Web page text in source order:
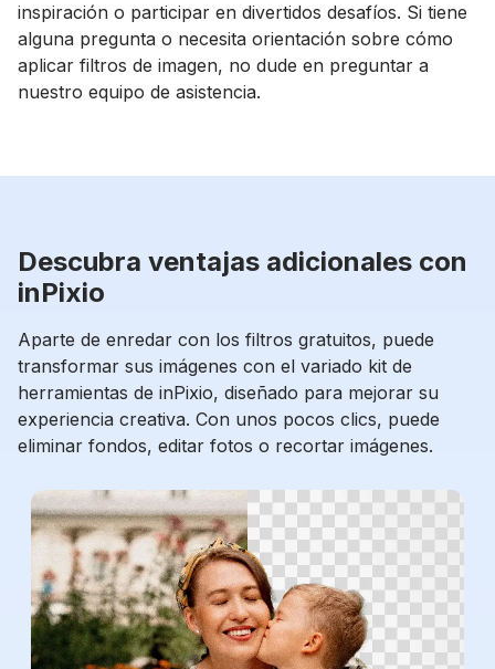
inspiración o participar en divertidos desafíos. Si tiene
alguna pregunta o necesita orientación sobre cómo
aplicar filtros de imagen, no dude en preguntar a
nuestro equipo de asistencia.
Descubra ventajas adicionales con
inPixio
Aparte de enredar con los filtros gratuitos, puede
transformar sus imágenes con el variado kit de
herramientas de inPixio, diseñado para mejorar su
experiencia creativa. Con unos pocos clics, puede
eliminar fondos, editar fotos o recortar imágenes.